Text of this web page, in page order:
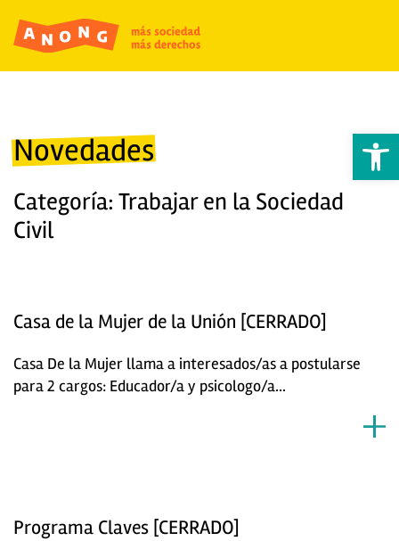
Abrir
Novedades
Categoría: Trabajar en la Sociedad
Civil
Casa de la Mujer de la Unión [CERRADO]
Casa De la Mujer llama a interesados/as a postularse
para 2 cargos: Educador/a y psicologo/a...
Programa Claves [CERRADO]